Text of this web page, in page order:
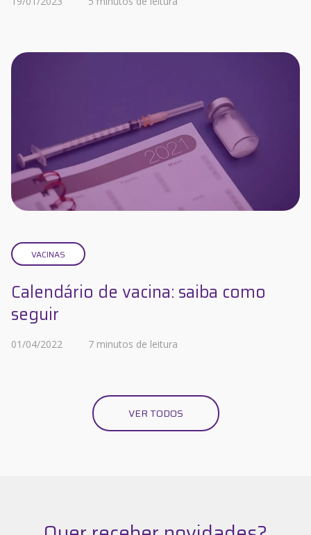
VACINAS
Calendário de vacina: saiba como
seguir
01/04/2022 7 minutos de leitura
VER TODOS